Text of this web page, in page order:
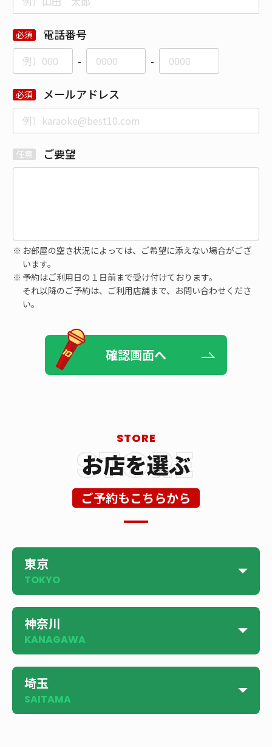
電話番号
- -
メールアドレス
ご要望
お部屋の空き状況によっては、ご希望に添えない場合がござ
います。
予約はご利用日の１日前まで受け付けております。
それ以降のご予約は、ご利用店舗まで、お問い合わせくださ
い。
確認画面へ
お店を選ぶ
ご予約もこちらから
東京
神奈川
埼玉